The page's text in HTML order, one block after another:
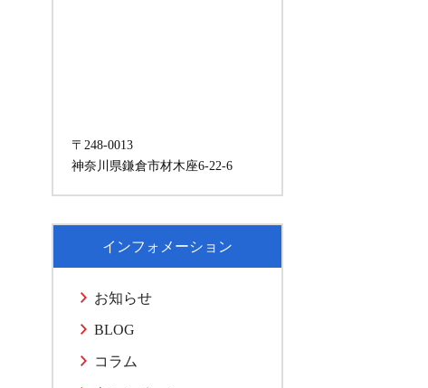
〒248-0013
神奈川県鎌倉市材木座6-22-6
インフォメーション
お知らせ
BLOG
コラム